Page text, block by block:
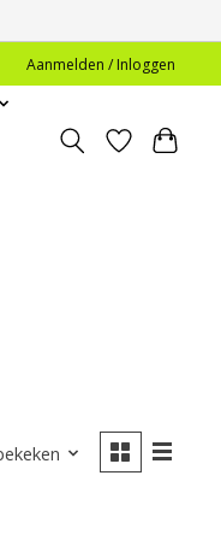
Aanmelden / Inloggen